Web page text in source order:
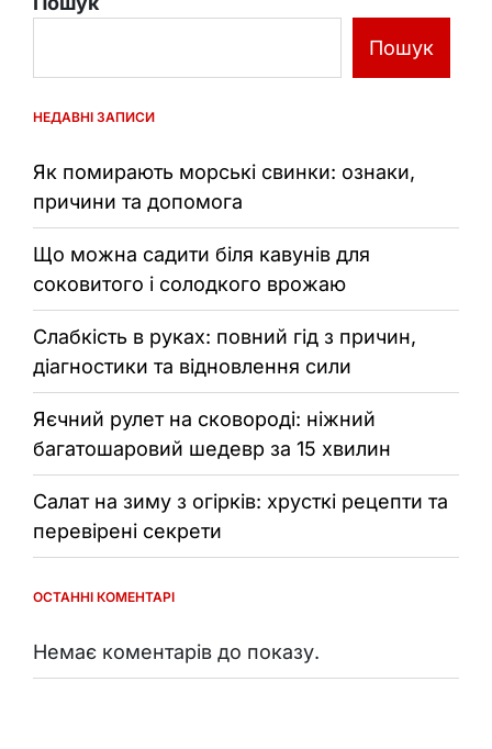
Пошук
НЕДАВНІ ЗАПИСИ
Як помирають морські свинки: ознаки,
причини та допомога
Що можна садити біля кавунів для
соковитого і солодкого врожаю
Слабкість в руках: повний гід з причин,
діагностики та відновлення сили
Яєчний рулет на сковороді: ніжний
багатошаровий шедевр за 15 хвилин
Салат на зиму з огірків: хрусткі рецепти та
перевірені секрети
ОСТАННІ КОМЕНТАРІ
Немає коментарів до показу.